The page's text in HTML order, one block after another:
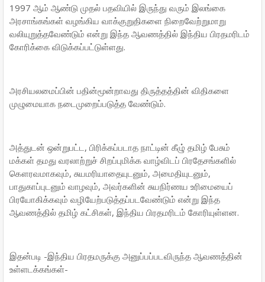
1997 ஆம் ஆண்டு முதல் பதவியில் இருந்து வரும் இலங்கை
அரசாங்கங்கள் வழங்கிய வாக்குறுதிகளை நிறைவேற்றுமாறு
வலியுறுத்தவேண்டும் என்று இந்த ஆவணத்தில் இந்திய பிரதமரிடம்
கோரிக்கை விடுக்கப்பட்டுள்ளது.
அரசியலமைப்பின் பதின்மூன்றாவது திருத்தத்தின் விதிகளை
முழுமையாக நடைமுறைப்படுத்த வேண்டும்.
அத்துடன் ஒன்றுபட்ட, பிரிக்கப்படாத நாட்டின் கீழு் தமிழ் பேசும்
மக்கள் தமது வரலாற்றுச் சிறப்புமிக்க வாழ்விடப் பிரதேசங்களில்
கௌரவமாகவும், சுயமரியாதையுடனும், அமைதியுடனும்,
பாதுகாப்புடனும் வாழவும், அவர்களின் சுயநிர்ணய உரிமையைப்
பிரயோகிக்கவும் வழியேற்படுத்தப்படவேண்டும் என்று இந்த
ஆவணத்தில் தமிழ் கட்சிகள், இந்திய பிரதமரிடம் கோரியுள்ளன.
இதன்படி -இந்திய பிரதமருக்கு அனுப்பப்படவிருந்த ஆவணத்தின்
உள்ளடக்கங்கள்-